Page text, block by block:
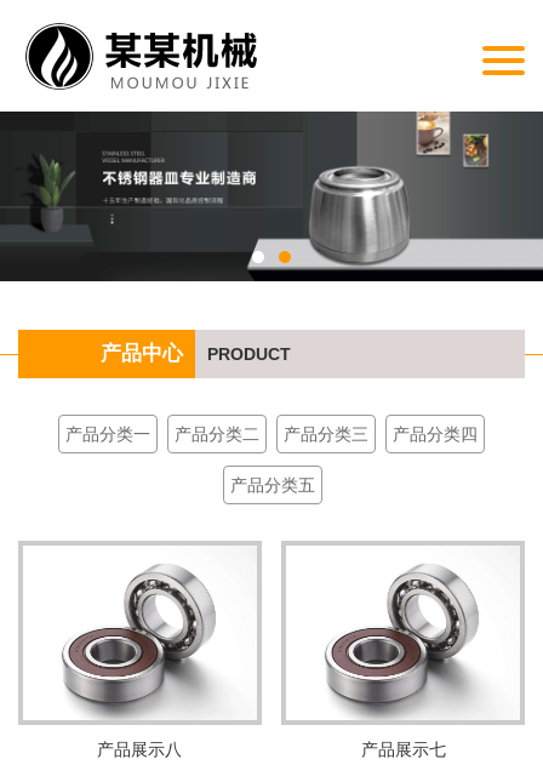
产品中心 PRODUCT
产品分类一 产品分类二 产品分类三 产品分类四
产品分类五
产品展示八 产品展示七